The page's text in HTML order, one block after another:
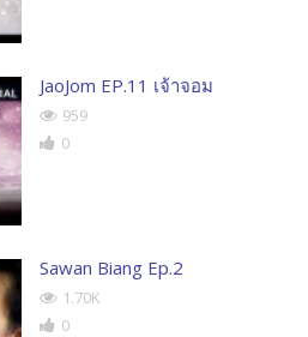
JaoJom EP.11 เจ้าจอม
959
0
Sawan Biang Ep.2
1.70K
0